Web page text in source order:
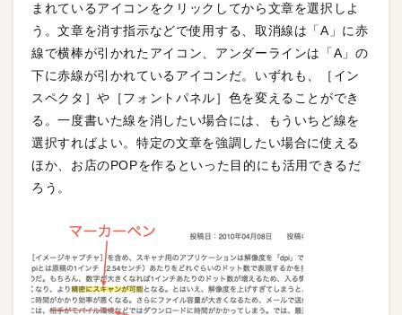
まれているアイコンをクリックしてから文章を選択しよ
う。文章を消す指示などで使用する、取消線は「A」に赤
線で横棒が引かれたアイコン、アンダーラインは「A」の
下に赤線が引かれているアイコンだ。いずれも、［イン
スペクタ］や［フォントパネル］色を変えることができ
る。一度書いた線を消したい場合には、もういちど線を
選択すればよい。特定の文章を強調したい場合に使える
ほか、お店のPOPを作るといった目的にも活用できるだ
ろう。